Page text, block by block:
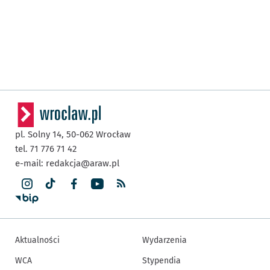
pl. Solny 14, 50-062 Wrocław
tel. 71 776 71 42
e-mail: redakcja@araw.pl
Aktualności
WCA
Wydarzenia
Stypendia